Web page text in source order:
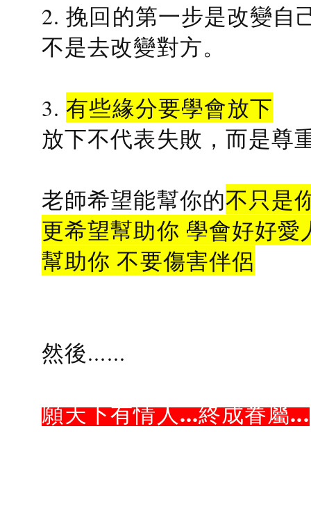
2. 挽回的第一步是改變自
不是去改變對方。
3.有些緣分要學會放下
放下不代表失敗，而是尊
老師希望能幫你的不只是
更希望幫助你 學會好好愛
幫助你 不要傷害伴侶
然後......
願天下有情人...終成眷屬...